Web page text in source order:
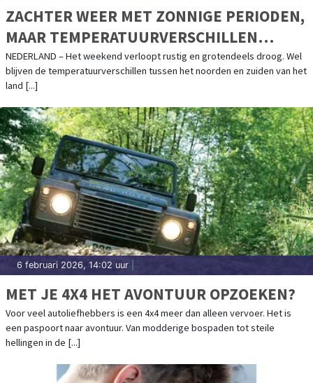
ZACHTER WEER MET ZONNIGE PERIODEN,
MAAR TEMPERATUURVERSCHILLEN
BLIJVEN
NEDERLAND – Het weekend verloopt rustig en grotendeels droog. Wel
blijven de temperatuurverschillen tussen het noorden en zuiden van het
land [...]
6 februari 2026, 14:02 uur
MET JE 4X4 HET AVONTUUR OPZOEKEN?
Voor veel autoliefhebbers is een 4x4 meer dan alleen vervoer. Het is
een paspoort naar avontuur. Van modderige bospaden tot steile
hellingen in de [...]